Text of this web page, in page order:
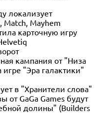
локализует
Match, Mayhem
карточную игру
кампания от "Низа
игре "Эра галактики"
в "Хранители слова"
от GaGa Games будут
долины" (Builders